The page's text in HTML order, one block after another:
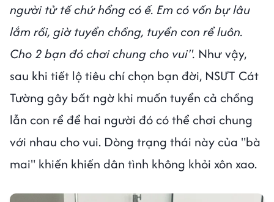
người tử tế chứ hổng có ế. Em có vốn bự lâu
lắm rồi, giờ tuyển chồng, tuyển con rể luôn.
Cho 2 bạn đó chơi chung cho vui". Như vậy,
sau khi tiết lộ tiêu chí chọn bạn đời, NSƯT Cát
Tường gây bất ngờ khi muốn tuyển cả chồng
lẫn con rể để hai người đó có thể chơi chung
với nhau cho vui. Dòng trạng thái này của "bà
mai" khiến khiến dân tình không khỏi xôn xao.